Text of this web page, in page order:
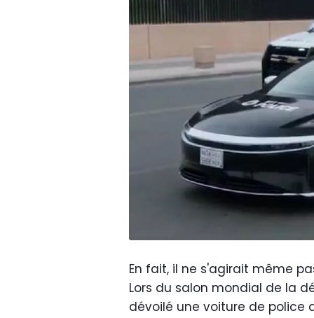
En fait, il ne s'agirait même
Lors du salon mondial de la
dévoilé une voiture de